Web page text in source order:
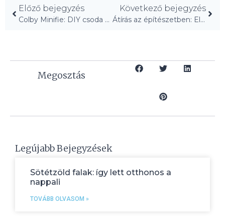
Előző bejegyzés
Colby Minifie: DIY csoda a Hudson-völgyi otthonában!
Következő bejegyzés
Átírás az építészetben: Elegáns 1970-es évek házfrissítés
Megosztás
Legújabb Bejegyzések
Sötétzöld falak: így lett otthonos a
nappali
TOVÁBB OLVASOM »